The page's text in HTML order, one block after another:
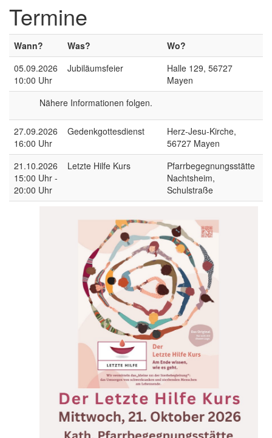
Termine
Wann? Was?
Wo?
05.09.2026
10:00 Uhr
Jubiläumsfeier
Halle 129, 56727
Mayen
Nähere Informationen folgen.
27.09.2026
16:00 Uhr
Gedenkgottesdienst
Herz-Jesu-Kirche,
56727 Mayen
21.10.2026
15:00 Uhr -
20:00 Uhr
Letzte Hilfe Kurs
Pfarrbegegnungsstätte
Nachtsheim,
Schulstraße